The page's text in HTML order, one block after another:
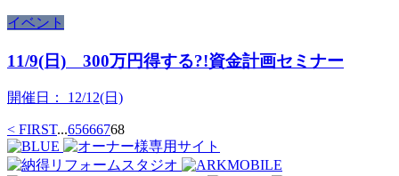
イベント
11/9(日) 300万円得する?!資金計画セミナー
開催日： 12/12(日)
< FIRST...65666768